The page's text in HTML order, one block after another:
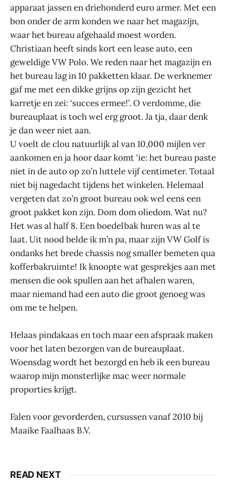
apparaat jassen en driehonderd euro armer. Met een
bon onder de arm konden we naar het magazijn,
waar het bureau afgehaald moest worden.
Christiaan heeft sinds kort een lease auto, een
geweldige VW Polo. We reden naar het magazijn en
het bureau lag in 10 pakketten klaar. De werknemer
gaf me met een dikke grijns op zijn gezicht het
karretje en zei: ‘succes ermee!’. O verdomme, die
bureauplaat is toch wel erg groot. Ja tja, daar denk
je dan weer niet aan.
U voelt de clou natuurlijk al van 10,000 mijlen ver
aankomen en ja hoor daar komt ‘ie: het bureau paste
niet in de auto op zo’n luttele vijf centimeter. Totaal
niet bij nagedacht tijdens het winkelen. Helemaal
vergeten dat zo’n groot bureau ook wel eens een
groot pakket kon zijn. Dom dom oliedom. Wat nu?
Het was al half 8. Een boedelbak huren was al te
laat. Uit nood belde ik m’n pa, maar zijn VW Golf is
ondanks het brede chassis nog smaller bemeten qua
kofferbakruimte! Ik knoopte wat gesprekjes aan met
mensen die ook spullen aan het afhalen waren,
maar niemand had een auto die groot genoeg was
om me te helpen.
Helaas pindakaas en toch maar een afspraak maken
voor het laten bezorgen van de bureauplaat.
Woensdag wordt het bezorgd en heb ik een bureau
waarop mijn monsterlijke mac weer normale
proporties krijgt.
Falen voor gevorderden, cursussen vanaf 2010 bij
Maaike Faalhaas B.V.
READ NEXT